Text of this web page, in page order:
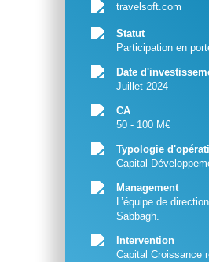
travelsoft.com
Statut
Participation en
Date
Juillet 2024
CA
50 - 100 M€
Typologie
Capital
Management
L’équipe de
Sabbagh.
Intervention
Capital Croissance